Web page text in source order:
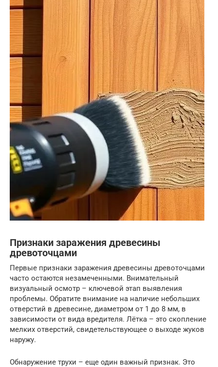
Признаки заражения древесины
древоточцами
Первые признаки заражения древесины древоточцами
часто остаются незамеченными. Внимательный
визуальный осмотр – ключевой этап выявления
проблемы. Обратите внимание на наличие небольших
отверстий в древесине, диаметром от 1 до 8 мм, в
зависимости от вида вредителя. Лётка – это скопление
мелких отверстий, свидетельствующее о выходе жуков
наружу.
Обнаружение трухи – еще один важный признак. Это